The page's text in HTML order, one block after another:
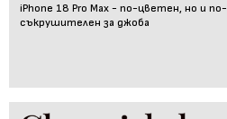
iPhone 18 Pro Max - по-цветен, но и по-
съкрушителен за джоба